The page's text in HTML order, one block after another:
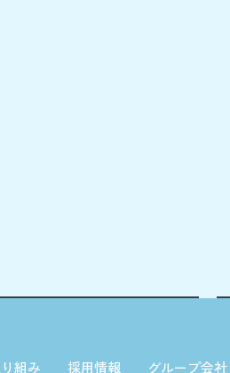
組み 採用情報 グループ会社